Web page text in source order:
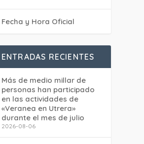
Fecha y Hora Oficial
ENTRADAS RECIENTES
Más de medio millar de
personas han participado
en las actividades de
«Veranea en Utrera»
durante el mes de julio
2026-08-06